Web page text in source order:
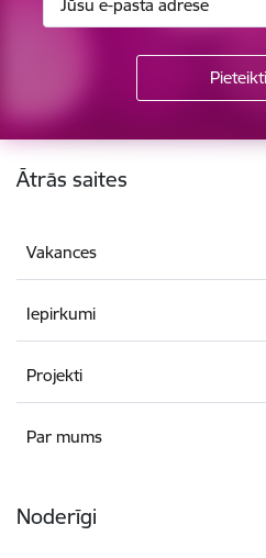
Kājene
Ātrās saites
Vakances
Iepirkumi
Projekti
Par mums
Noderīgi